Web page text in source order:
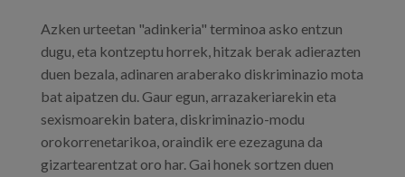
Azken urteetan "adinkeria" terminoa asko entzun
dugu, eta kontzeptu horrek, hitzak berak adierazten
duen bezala, adinaren araberako diskriminazio mota
bat aipatzen du. Gaur egun, arrazakeriarekin eta
sexismoarekin batera, diskriminazio-modu
orokorrenetarikoa, oraindik ere ezezaguna da
gizartearentzat oro har. Gai honek sortzen duen